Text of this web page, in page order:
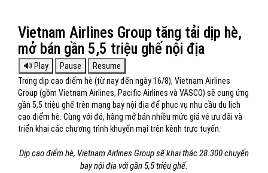
Vietnam Airlines Group tăng tải dịp hè,
mở bán gần 5,5 triệu ghế nội địa
Trong dịp cao điểm hè (từ nay đến ngày 16/8), Vietnam Airlines
Group (gồm Vietnam Airlines, Pacific Airlines và VASCO) sẽ cung ứng
gần 5,5 triệu ghế trên mạng bay nội địa để phục vụ nhu cầu du lịch
cao điểm hè. Cùng với đó, hãng mở bán nhiều mức giá vé ưu đãi và
triển khai các chương trình khuyến mại trên kênh trực tuyến.
Dịp cao điểm hè, Vietnam Airlines Group sẽ khai thác 28.300 chuyến
bay nội địa với gần 5,5 triệu ghế.